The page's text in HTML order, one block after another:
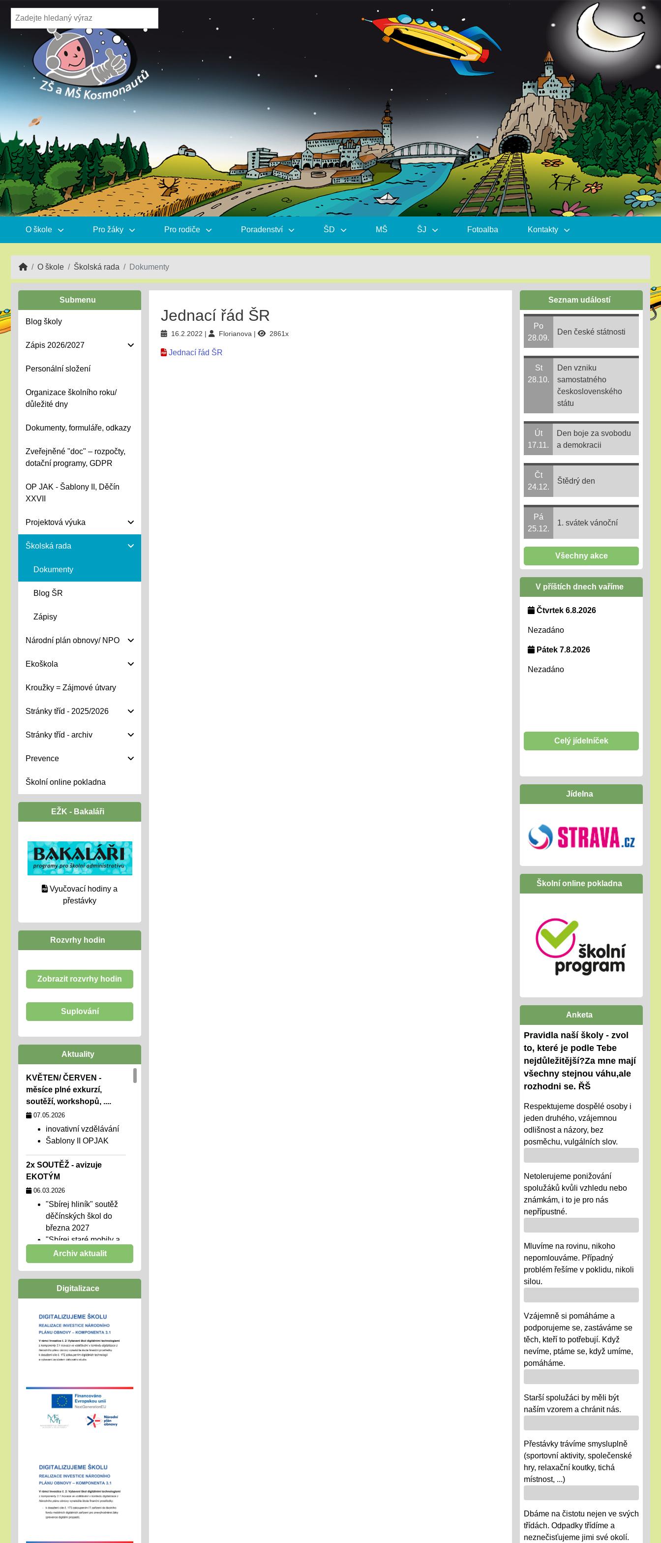
O škole Pro žáky Pro rodiče Poradenství ŠD MŠ ŠJ Fotoalba Kontakty
O škole Školská rada Dokumenty
Jednací řád ŠR
16.2.2022 Florianova 2861x
Jednací řád ŠR
Submenu
Blog školy
Zápis 2026/2027
Personální složení
Organizace školního roku/
důležité dny
Dokumenty, formuláře, odkazy
Zveřejněné "doc" – rozpočty,
dotační programy, GDPR
OP JAK - Šablony II, Děčín
XXVII
Projektová výuka
Školská rada
Dokumenty
Blog ŠR
Zápisy
Národní plán obnovy/ NPO
Ekoškola
Kroužky = Zájmové útvary
Stránky tříd - 2025/2026
Stránky tříd - archiv
Prevence
Školní online pokladna
EŽK - Bakaláři
Vyučovací hodiny a
přestávky
Rozvrhy hodin
Zobrazit rozvrhy hodin
Suplování
Aktuality
KVĚTEN/ ČERVEN -
měsíce plné exkurzí,
soutěží, workshopů, ....
07.05.2026
inovativní vzdělávání
Šablony II OPJAK
2x SOUTĚŽ - avizuje
EKOTÝM
06.03.2026
"Sbírej hliník" soutěž
děčínských škol do
března 2027
"Sbírej staré mobily a
pomáhej"
01.02.2026
všichni cítí dobře,
navazují funkční a
podpůrné vztahy a
mohou naplno
rozvinout svůj
zúčastníme se
"Rozjíždí" se olympiády
01.02.2026
Zápisy online pro školní
rok 2026/2027
15.01.2026
Archiv aktualit
Digitalizace
Seznam událostí
Po
28.09.
Den české státnosti
St
28.10.
Den vzniku
samostatného
československého
státu
Út
17.11.
Den boje za svobodu
a demokracii
Čt
24.12.
Štědrý den
Pá
25.12.
1. svátek vánoční
Všechny akce
V příštích dnech vaříme
Čtvrtek 6.8.2026
Nezadáno
Pátek 7.8.2026
Nezadáno
Celý jídelníček
Jídelna
Školní online pokladna
Anketa
Pravidla naší školy - zvol
to, které je podle Tebe
nejdůležitější?Za mne mají
všechny stejnou váhu,ale
rozhodni se. ŘŠ
Respektujeme dospělé osoby i
jeden druhého, vzájemnou
odlišnost a názory, bez
posměchu, vulgálních slov.
Netolerujeme ponižování
spolužáků kvůli vzhledu nebo
známkám, i to je pro nás
nepřípustné.
Mluvíme na rovinu, nikoho
nepomlouváme. Případný
problém řešíme v poklidu, nikoli
silou.
Vzájemně si pomáháme a
podporujeme se, zastáváme se
těch, kteří to potřebují. Když
nevíme, ptáme se, když umíme,
pomáháme.
Starší spolužáci by měli být
naším vzorem a chránit nás.
Přestávky trávíme smysluplně
(sportovní aktivity, společenské
hry, relaxační koutky, tichá
místnost, ...)
Dbáme na čistotu nejen ve svých
třídách. Odpadky třídíme a
neznečisťujeme jimi své okolí.